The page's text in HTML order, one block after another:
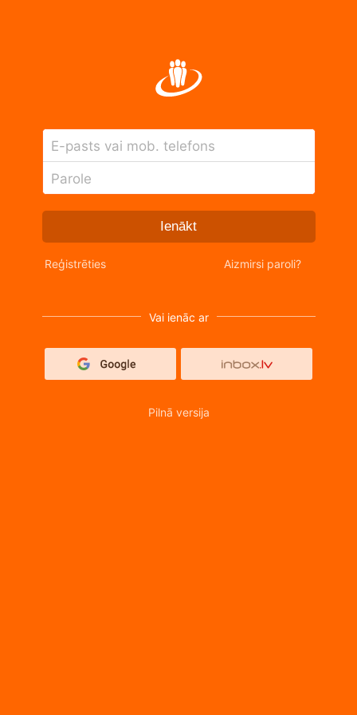
E-pasts vai mob. telefons
Parole
Ienākt
Reģistrēties Aizmirsi paroli?
Vai ienāc ar
Pilnā versija